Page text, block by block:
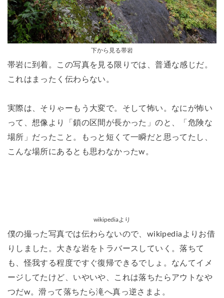
下から見る帯岩
帯岩に到着。この写真を見る限りでは、普通な感じだ。
これはまったく伝わらない。
実際は、そりゃーもう大変で。そして怖い。なにが怖い
って、想像より「鎖の区間が長かった」のと、「危険な
場所」だったこと。もっと短くて一瞬だと思ってたし、
こんな場所にあるとも思わなかったw。
wikipediaより
僕の撮った写真では伝わらないので、wikipediaよりお借
りしました。大きな岩をトラバースしていく。落ちて
も、怪我する程度ですぐ復帰できるでしょ。なんてイメ
ージしてたけど、いやいや、これは落ちたらアウトなや
つだw。滑って落ちたら滝へ真っ逆さまよ。